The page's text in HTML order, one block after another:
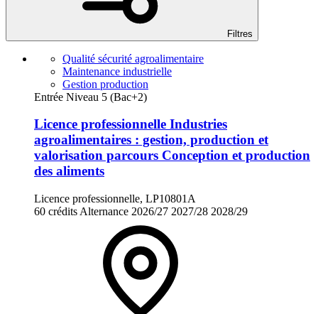
Filtres
Qualité sécurité agroalimentaire
Maintenance industrielle
Gestion production
Entrée Niveau 5 (Bac+2)
Licence professionnelle Industries
agroalimentaires : gestion, production et
valorisation parcours Conception et production
des aliments
Licence professionnelle, LP10801A
60 crédits Alternance 2026/27 2027/28 2028/29